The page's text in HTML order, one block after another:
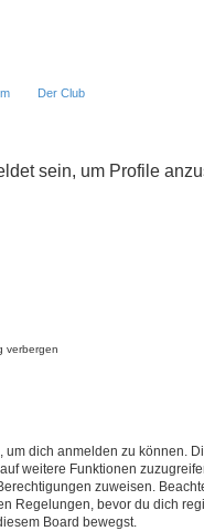
Der Club
sein, um Profile
verbergen
um dich anmelden zu können.
weitere Funktionen
zuweisen.
Regelungen, bevor du dich
Board bewegst.